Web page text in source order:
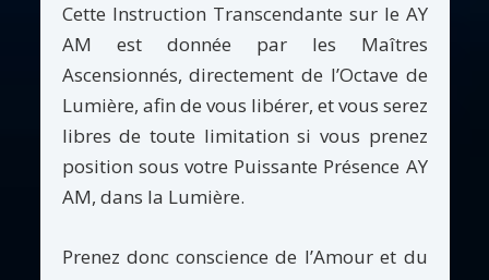
Cette Instruction Transcendante sur le AY
AM est donnée par les Maîtres
Ascensionnés, directement de l’Octave de
Lumière, afin de vous libérer, et vous serez
libres de toute limitation si vous prenez
position sous votre Puissante Présence AY
AM, dans la Lumière.
Prenez donc conscience de l’Amour et du